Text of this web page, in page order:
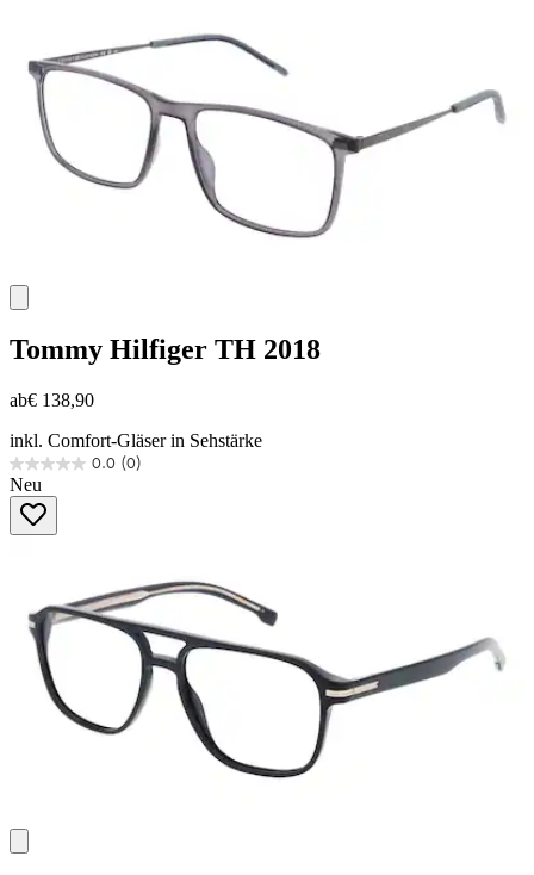
Tommy Hilfiger TH 2018
ab€ 138,90
inkl. Comfort-Gläser in Sehstärke
0.0 (0)
0.0
von
Sternen.
Neu